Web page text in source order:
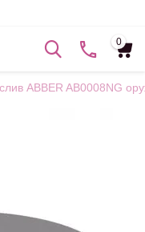
0
ABBER AB0008NG